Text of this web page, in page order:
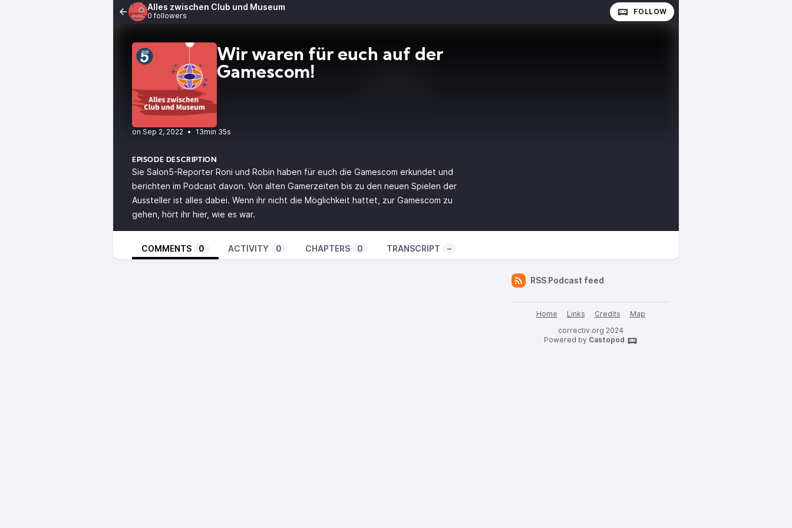
Alles zwischen Club und Museum
0 followers FOLLOW
Wir waren für euch auf der
Gamescom!
• 13min 35s
EPISODE DESCRIPTION
Sie Salon5-Reporter Roni und Robin haben für euch die Gamescom erkundet und
berichten im Podcast davon. Von alten Gamerzeiten bis zu den neuen Spielen der
Aussteller ist alles dabei. Wenn ihr nicht die Möglichkeit hattet, zur Gamescom zu
gehen, hört ihr hier, wie es war.
COMMENTS 0 ACTIVITY 0 CHAPTERS 0 TRANSCRIPT –
RSS Podcast feed
Home Links Credits
Map
correctiv.org 2024
Powered by Castopod